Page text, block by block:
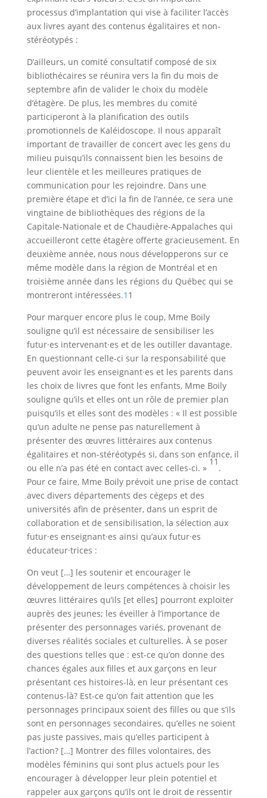
processus d’implantation qui vise à faciliter l’accès
aux livres ayant des contenus égalitaires et non-
stéréotypés :
D’ailleurs, un comité consultatif composé de six
bibliothécaires se réunira vers la fin du mois de
septembre afin de valider le choix du modèle
d’étagère. De plus, les membres du comité
participeront à la planification des outils
promotionnels de Kaléidoscope. Il nous apparaît
important de travailler de concert avec les gens du
milieu puisqu’ils connaissent bien les besoins de
leur clientèle et les meilleures pratiques de
communication pour les rejoindre. Dans une
première étape et d’ici la fin de l’année, ce sera une
vingtaine de bibliothèques des régions de la
Capitale-Nationale et de Chaudière-Appalaches qui
accueilleront cette étagère offerte gracieusement. En
deuxième année, nous nous développerons sur ce
même modèle dans la région de Montréal et en
troisième année dans les régions du Québec qui se
montreront intéressées.1 1
Pour marquer encore plus le coup, Mme Boily
souligne qu’il est nécessaire de sensibiliser les
futur·es intervenant·es et de les outiller davantage.
En questionnant celle-ci sur la responsabilité que
peuvent avoir les enseignant·es et les parents dans
les choix de livres que font les enfants, Mme Boily
souligne qu’ils et elles ont un rôle de premier plan
puisqu’ils et elles sont des modèles : « Il est possible
qu’un adulte ne pense pas naturellement à
présenter des œuvres littéraires aux contenus
égalitaires et non-stéréotypés si, dans son enfance, il
ou elle n’a pas été en contact avec celles-ci. »
11
.
Pour ce faire, Mme Boily prévoit une prise de contact
avec divers départements des cégeps et des
universités afin de présenter, dans un esprit de
collaboration et de sensibilisation, la sélection aux
futur·es enseignant·es ainsi qu’aux futur·es
éducateur·trices :
On veut […] les soutenir et encourager le
développement de leurs compétences à choisir les
œuvres littéraires qu’ils [et elles] pourront exploiter
auprès des jeunes; les éveiller à l’importance de
présenter des personnages variés, provenant de
diverses réalités sociales et culturelles. À se poser
des questions telles que : est-ce qu’on donne des
chances égales aux filles et aux garçons en leur
présentant ces histoires-là, en leur présentant ces
contenus-là? Est-ce qu’on fait attention que les
personnages principaux soient des filles ou que s’ils
sont en personnages secondaires, qu’elles ne soient
pas juste passives, mais qu’elles participent à
l’action? […] Montrer des filles volontaires, des
modèles féminins qui sont plus actuels pour les
encourager à développer leur plein potentiel et
rappeler aux garçons qu’ils ont le droit de ressentir